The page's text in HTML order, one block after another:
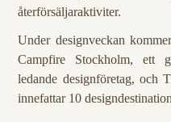
återförsäljaraktiviter.
Under designveckan
Campfire Stockholm, ett
ledande designföretag, och
innefattar 10